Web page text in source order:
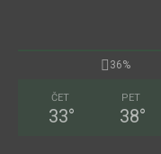
36%
ČET
33°
PET
38°